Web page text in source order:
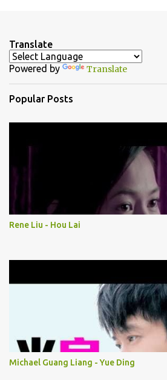
t
s
Translate
Powered by Translate
Popular Posts
Rene Liu - Hou Lai
Michael Guang Liang - Yue Ding